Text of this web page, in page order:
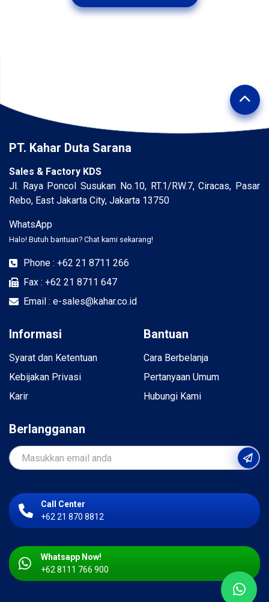
PT. Kahar Duta Sarana
Sales & Factory KDS
Jl. Raya Poncol Susukan No.10, RT.1/RW.7, Ciracas, Pasar
Rebo, East Jakarta City, Jakarta 13750
WhatsApp
Halo! Butuh bantuan? Chat kami sekarang!
Phone : +62 21 8711 266
Fax : +62 21 8711 647
Email : e-sales@kahar.co.id
Informasi
Syarat dan Ketentuan
Kebijakan Privasi
Karir
Bantuan
Cara Berbelanja
Pertanyaan Umum
Hubungi Kami
Berlangganan
Call Center
+62 21 870 8812
Whatsapp Now!
+62 8111 766 900